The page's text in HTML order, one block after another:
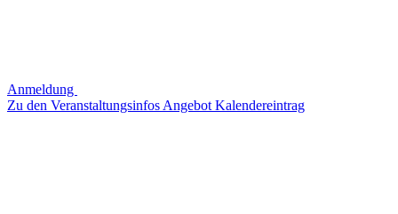
Anmeldung
Zu den Veranstaltungsinfos Angebot Kalendereintrag